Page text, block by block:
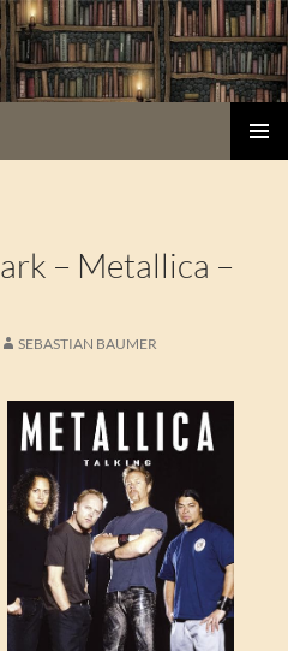
– Metallica –
SEBASTIAN BAUMER